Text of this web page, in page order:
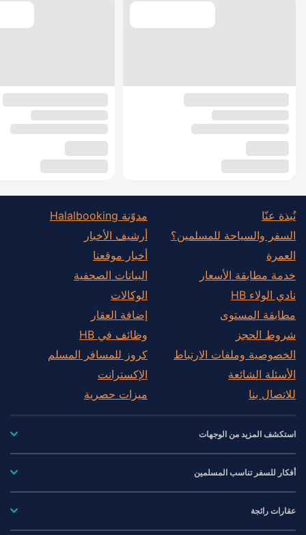
نُبذة عنّا
السفر والسياحة للمسلمين؟
العمرة
خدمة مطابقة الأسعار
نادي الولاء HB
مطابقة المستوى
شروط الحجز
الخصوصية وملفات الارتباط
الأسئلة الشائعة
للاتصال بنا
مدوّنة Halalbooking
أرشيف الأخبار
أخبار موقعنا
البيانات الصحفية
الوكالات
إضافة العقار
وظائف في HB
كروز للمسافر المسلم
الإكسترانت
ميزات حصرية
استكشف المزيد من الوجهات
أفكار للسفر تناسب المسلمين
عقارات رائجة